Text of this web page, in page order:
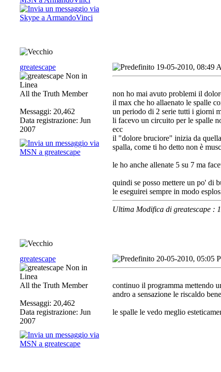
greatescape
All the Truth Member
Messaggi: 20,462
Data registrazione: Jun
2007
19-05-2010, 08:49
non ho mai avuto problemi il
il max che ho allaenato le spalle
un periodo di 2 serie tutti i giorni
li facevo un circuito per le spalle
ecc
il "dolore bruciore" inizia da
spalla, come ti ho detto non è
le ho anche allenate 5 su 7 ma
quindi se posso mettere un po' di
le eseguirei sempre in modo
Ultima Modifica di greatescape :
greatescape
All the Truth Member
Messaggi: 20,462
Data registrazione: Jun
2007
20-05-2010, 05:05
continuo il programma mettendo
andro a sensazione le riscaldo
le spalle le vedo meglio